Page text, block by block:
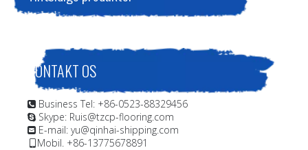
KONTAKT OS
 Business Tel: +86-0523-88329456
 Skype: Ruis@tzcp-flooring.com
 E-mail: yu@qinhai-shipping.com
Mobil. +86-13775678891